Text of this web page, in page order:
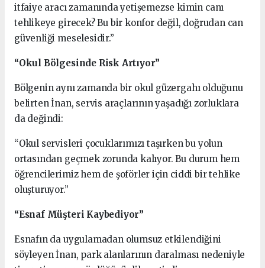
itfaiye aracı zamanında yetişemezse kimin canı
tehlikeye girecek? Bu bir konfor değil, doğrudan can
güvenliği meselesidir.”
“Okul Bölgesinde Risk Artıyor”
Bölgenin aynı zamanda bir okul güzergahı olduğunu
belirten İnan, servis araçlarının yaşadığı zorluklara
da değindi:
“Okul servisleri çocuklarımızı taşırken bu yolun
ortasından geçmek zorunda kalıyor. Bu durum hem
öğrencilerimiz hem de şoförler için ciddi bir tehlike
oluşturuyor.”
“Esnaf Müşteri Kaybediyor”
Esnafın da uygulamadan olumsuz etkilendiğini
söyleyen İnan, park alanlarının daralması nedeniyle